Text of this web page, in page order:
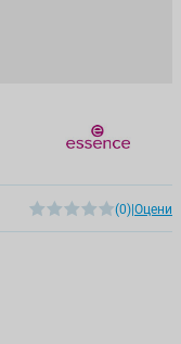
(0)|Оцени